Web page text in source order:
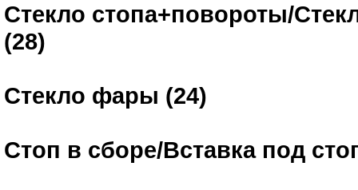
Стекло стопа+повороты/
(28)
Стекло фары (24)
Стоп в сборе/Вставка под